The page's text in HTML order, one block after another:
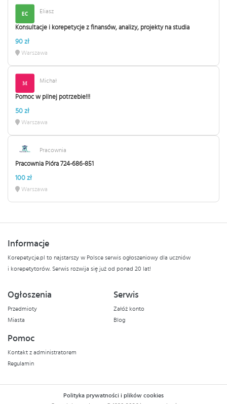
Eliasz
Konsultacje i korepetycje z finansów, analizy, projekty na studia
90 zł
Warszawa
Michał
Pomoc w pilnej potrzebie!!!
50 zł
Warszawa
Pracownia
Pracownia Pióra 724-686-851
100 zł
Warszawa
Informacje
Korepetycje.pl to najstarszy w Polsce serwis ogłoszeniowy dla uczniów
i korepetytorów. Serwis rozwija się już od ponad 20 lat!
Ogłoszenia
Przedmioty
Miasta
Serwis
Załóż konto
Blog
Pomoc
Kontakt z administratorem
Regulamin
Polityka prywatności i plików cookies